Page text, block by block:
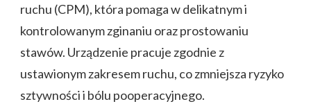
ruchu (CPM), która pomaga w delikatnym i
kontrolowanym zginaniu oraz prostowaniu
stawów. Urządzenie pracuje zgodnie z
ustawionym zakresem ruchu, co zmniejsza ryzyko
sztywności i bólu pooperacyjnego.